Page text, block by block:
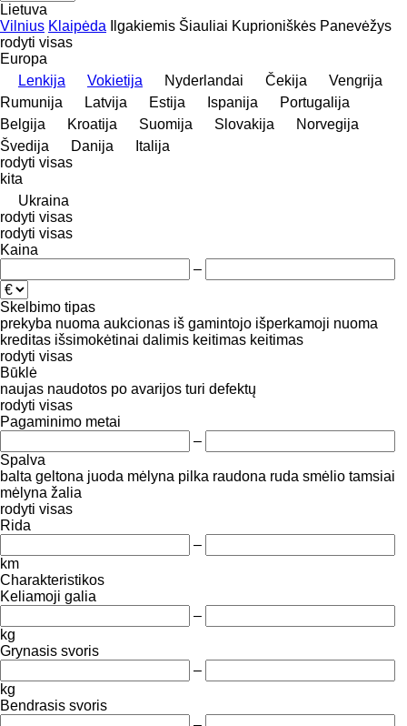
Lietuva
Vilnius Klaipėda Ilgakiemis Šiauliai Kuprioniškės Panevėžys
rodyti visas
Europa
Lenkija
Vokietija Nyderlandai Čekija
Vengrija
Rumunija
Latvija Estija Ispanija
Portugalija
Belgija
Kroatija Suomija Slovakija
Norvegija
Švedija
Danija
Italija
rodyti visas
kita
Ukraina
rodyti visas
rodyti visas
Kaina
–
Skelbimo tipas
prekyba nuoma aukcionas iš gamintojo išperkamoji nuoma
kreditas išsimokėtinai dalimis keitimas keitimas
rodyti visas
Būklė
naujas naudotos po avarijos turi defektų
rodyti visas
Pagaminimo metai
–
Spalva
balta geltona juoda mėlyna pilka raudona ruda smėlio tamsiai
mėlyna žalia
rodyti visas
Rida
–
km
Charakteristikos
Keliamoji galia
–
kg
Grynasis svoris
–
kg
Bendrasis svoris